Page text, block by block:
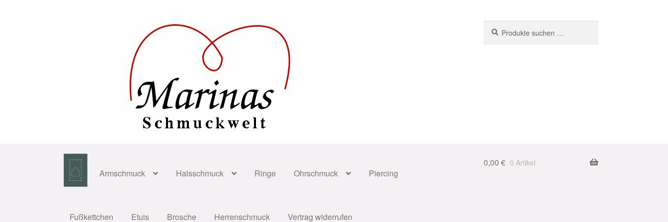
nach:
⌂ Armschmuck Halsschmuck Ringe Ohrschmuck Piercing
Fußkettchen Etuis Brosche Herrenschmuck Vertrag widerrufen
0,00 € 0 Artikel